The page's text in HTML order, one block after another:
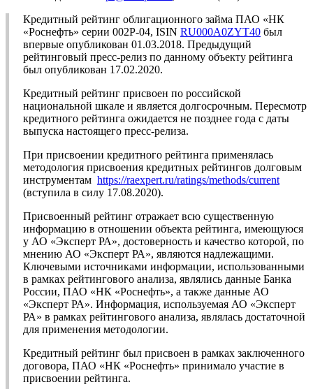
Кредитный рейтинг облигационного займа ПАО «НК
«Роснефть» серии 002Р-04, ISIN RU000A0ZYT40 был
впервые опубликован 01.03.2018. Предыдущий
рейтинговый пресс-релиз по данному объекту рейтинга
был опубликован 17.02.2020.
Кредитный рейтинг присвоен по российской
национальной шкале и является долгосрочным. Пересмотр
кредитного рейтинга ожидается не позднее года с даты
выпуска настоящего пресс-релиза.
При присвоении кредитного рейтинга применялась
методология присвоения кредитных рейтингов долговым
инструментам https://raexpert.ru/ratings/methods/current
(вступила в силу 17.08.2020).
Присвоенный рейтинг отражает всю существенную
информацию в отношении объекта рейтинга, имеющуюся
у АО «Эксперт РА», достоверность и качество которой, по
мнению АО «Эксперт РА», являются надлежащими.
Ключевыми источниками информации, использованными
в рамках рейтингового анализа, являлись данные Банка
России, ПАО «НК «Роснефть», а также данные АО
«Эксперт РА». Информация, используемая АО «Эксперт
РА» в рамках рейтингового анализа, являлась достаточной
для применения методологии.
Кредитный рейтинг был присвоен в рамках заключенного
договора, ПАО «НК «Роснефть» принимало участие в
присвоении рейтинга.